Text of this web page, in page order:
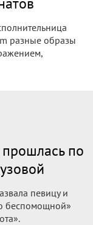
о
об игре
Надежды